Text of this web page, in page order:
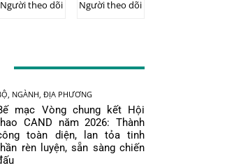
Người theo dõi Người theo dõi
NGÀNH, ĐỊA PHƯƠNG
mạc Vòng chung kết Hội
CAND năm 2026: Thành
toàn diện, lan tỏa tinh
rèn luyện, sẵn sàng chiến